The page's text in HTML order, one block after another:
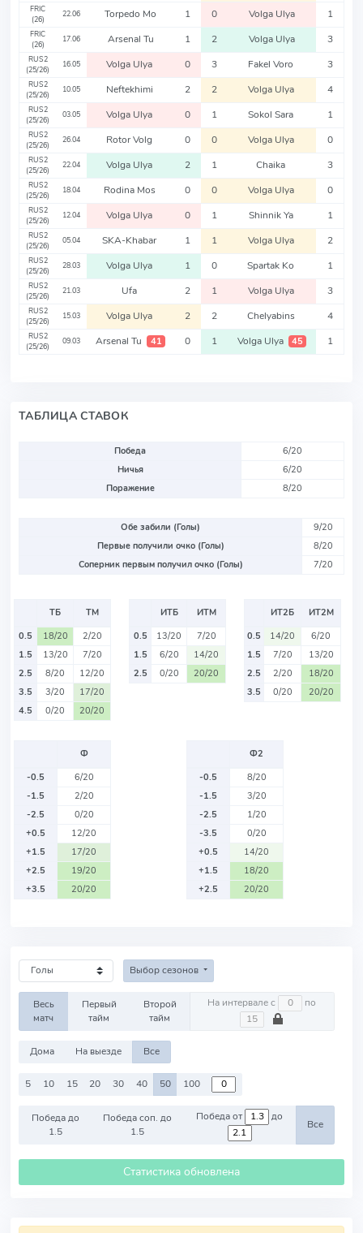
FRIC
(26)
22.06 Torpedo Mo 1 0 Volga Ulya 1
FRIC
(26)
17.06 Arsenal Tu 1 2 Volga Ulya 3
RUS2
(25/26)
16.05 Volga Ulya 0 3 Fakel Voro 3
RUS2
(25/26)
10.05 Neftekhimi 2 2 Volga Ulya 4
RUS2
(25/26)
03.05 Volga Ulya 0 1 Sokol Sara 1
RUS2
(25/26)
26.04 Rotor Volg 0 0 Volga Ulya 0
RUS2
(25/26)
22.04 Volga Ulya 2 1 Chaika 3
RUS2
(25/26)
18.04 Rodina Mos 0 0 Volga Ulya 0
RUS2
(25/26)
12.04 Volga Ulya 0 1 Shinnik Ya 1
RUS2
(25/26)
05.04 SKA-Khabar 1 1 Volga Ulya 2
RUS2
(25/26)
28.03 Volga Ulya 1 0 Spartak Ko 1
RUS2
(25/26)
21.03 Ufa 2 1 Volga Ulya 3
RUS2
(25/26)
15.03 Volga Ulya 2 2 Chelyabins 4
RUS2
(25/26)
09.03 Arsenal Tu 41 0 1 Volga Ulya 45 1
ТАБЛИЦА СТАВОК
Победа
6/20
Ничья
6/20
Поражение
8/20
Обе забили (Голы)
9/20
Первые получили очко (Голы)
8/20
Соперник первым получил очко (Голы)
7/20
ТБ
ТМ
0.5
18/20
2/20
1.5
13/20
7/20
2.5
8/20
12/20
3.5
3/20
17/20
4.5
0/20 20/20
ИТБ
ИТМ
0.5
13/20
7/20
1.5
6/20
14/20
2.5
0/20 20/20
ИТ2Б
ИТ2М
0.5
14/20
6/20
1.5
7/20
13/20
2.5
2/20
18/20
3.5
0/20 20/20
Ф
-0.5
6/20
-1.5
2/20
-2.5
0/20
+0.5
12/20
+1.5
17/20
+2.5
19/20
+3.5
20/20
Ф2
-0.5
8/20
-1.5
3/20
-2.5
1/20
-3.5
0/20
+0.5
14/20
+1.5
18/20
+2.5
20/20
Выбор сезонов
Весь
матч
Первый
тайм
Второй
тайм
На интервале с по
Дома На выезде Все
5 10 15 20 30 40 50 100
Победа до
1.5
Победа соп. до
1.5
Победа от до
Все
Статистика обновлена